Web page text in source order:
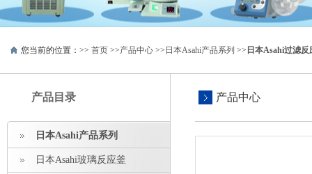
您当前的位置：>> 首页 >>产品中心 >> 日本Asahi产品系列 >> 日本Asahi过滤反
产品目录
日本Asahi产品系列
日本Asahi玻璃反应釜
产品中心